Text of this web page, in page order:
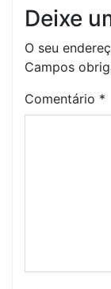
Deixe
O seu
Campos
Comentário *